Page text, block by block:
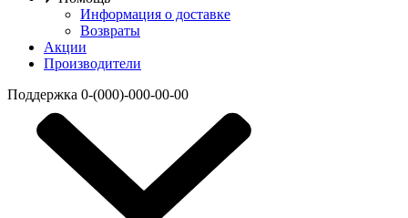
Информация о доставке
Возвраты
Акции
Производители
Поддержка 0-(000)-000-00-00